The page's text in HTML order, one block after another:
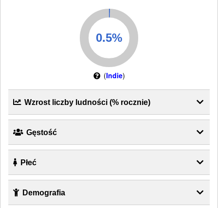
(Indie)
Wzrost liczby ludności (% rocznie)
Gęstość
Płeć
Demografia